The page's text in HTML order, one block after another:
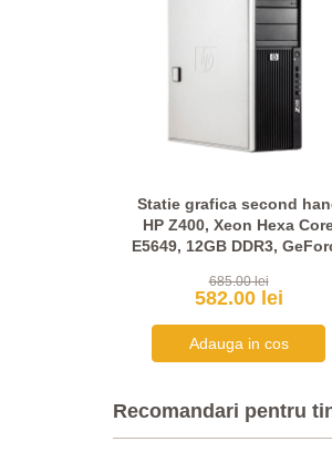
Statie grafica second
HP Z400, Xeon Hexa
E5649, 12GB DDR3,
685.00 lei
582.00 lei
Recomandari pentru